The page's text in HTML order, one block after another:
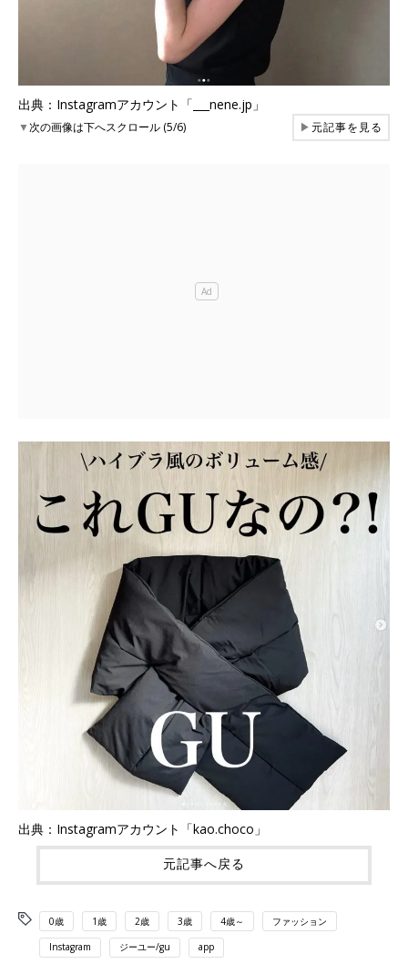
出典：Instagramアカウント「___nene.jp」
▼次の画像は下へスクロール (5/6) ▶元記事を見る
出典：Instagramアカウント「kao.choco」
元記事へ戻る
0歳 1歳 2歳 3歳 4歳～ ファッション
Instagram ジーユー/gu app